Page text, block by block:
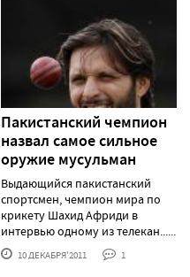
Пакистанский чемпион
назвал самое сильное
оружие мусульман
Выдающийся пакистанский
спортсмен, чемпион мира по
крикету Шахид Африди в
интервью одному из телекан......
10 ДЕКАБРЯ'2011 1